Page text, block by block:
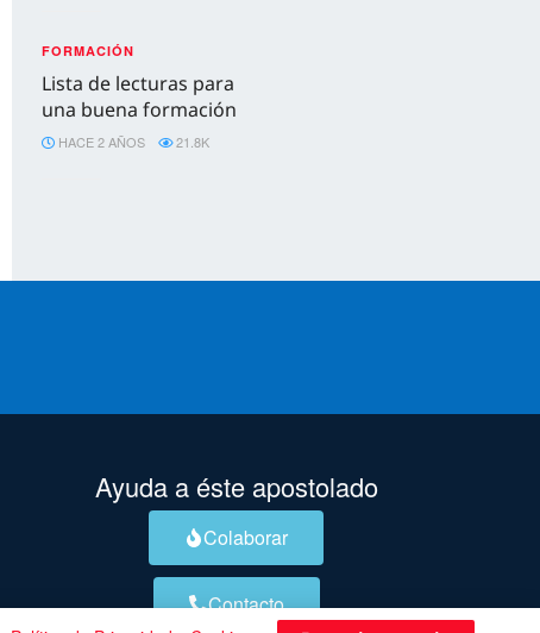
FORMACIÓN
Lista de lecturas para
una buena formación
HACE 2 AÑOS 21.8K
Ayuda a éste apostolado
Colaborar
Contacto